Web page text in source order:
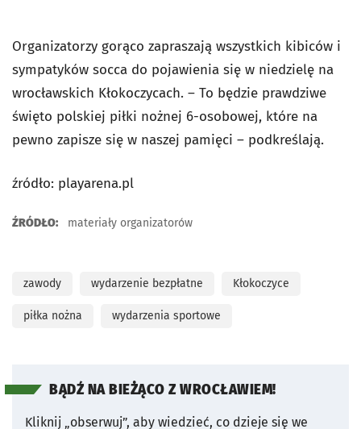
Organizatorzy gorąco zapraszają wszystkich kibiców i
sympatyków socca do pojawienia się w niedzielę na
wrocławskich Kłokoczycach. – To będzie prawdziwe
święto polskiej piłki nożnej 6-osobowej, które na
pewno zapisze się w naszej pamięci – podkreślają.
źródło: playarena.pl
ŹRÓDŁO: materiały organizatorów
zawody wydarzenie bezpłatne Kłokoczyce
piłka nożna wydarzenia sportowe
BĄDŹ NA BIEŻĄCO Z WROCŁAWIEM!
Kliknij „obserwuj”, aby wiedzieć, co dzieje się we